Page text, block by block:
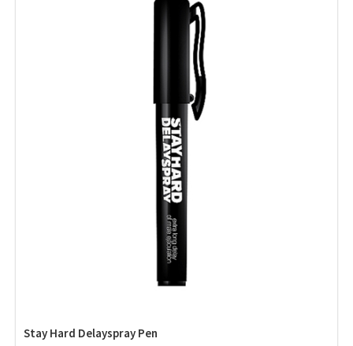
Stay Hard Delayspray Pen